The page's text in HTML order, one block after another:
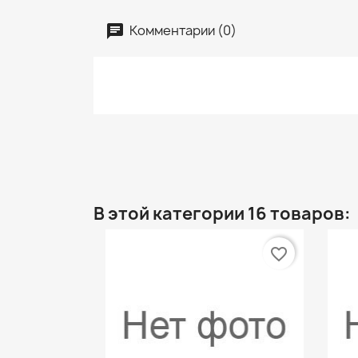
Комментарии (0)
В этой категории 16 товаров:
favorite_border